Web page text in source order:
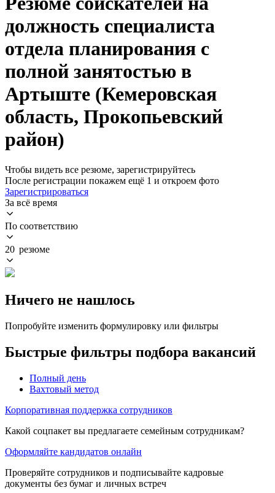
должность специалиста
отдела планирования с
полной занятостью в
Артыште (Кемеровская
область, Прокопьевский
район)
Чтобы видеть все резюме, зарегистрируйтесь
После регистрации покажем ещё 1 и откроем фото
Зарегистрироваться
За всё время
По соответствию
20 резюме
Ничего не нашлось
Попробуйте изменить формулировку или фильтры
Быстрые фильтры подбора вакансий
Полный день
Вахтовый метод
Корпоративная поддержка сотрудников
Какой соцпакет вы предлагаете семейным сотрудникам?
Оформляйте кандидатов онлайн
Проверяйте сотрудников и подписывайте кадровые
документы без бумаг и личных встреч